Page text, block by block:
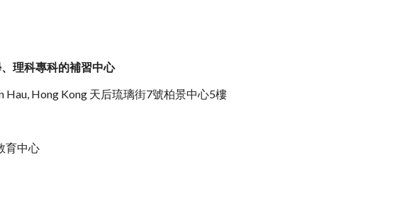
理科專科的補習中心
Hau, Hong Kong 天后琉璃街7號柏景中心5樓
育中心